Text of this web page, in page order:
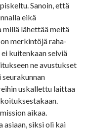
Sanoin, että
eikä
millä lähettää meitä
merkintöjä raha-
kuitenkaan selviä
ne avustukset
uskallettu laittaa
aikaa.
siksi oli kai